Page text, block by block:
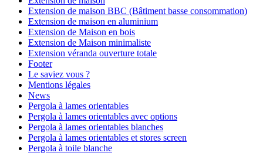
Extension de maison BBC (Bâtiment basse consommation)
Extension de maison en aluminium
Extension de Maison en bois
Extension de Maison minimaliste
Extension véranda ouverture totale
Footer
Le saviez vous ?
Mentions légales
News
Pergola à lames orientables
Pergola à lames orientables avec options
Pergola à lames orientables blanches
Pergola à lames orientables et stores screen
Pergola à toile blanche